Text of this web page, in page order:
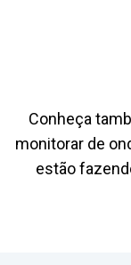
Conheça
monitorar de
estão